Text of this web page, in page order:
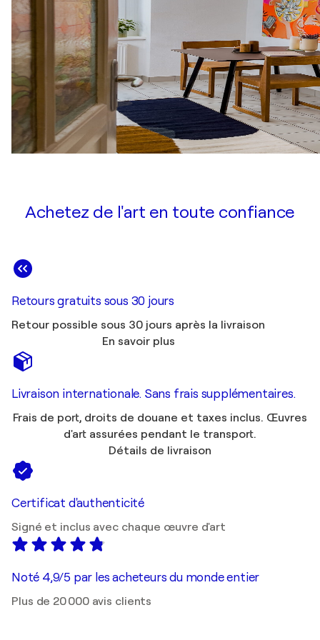
Achetez de l'art en toute confiance
Retours gratuits sous 30 jours
Retour possible sous 30 jours après la livraison
En savoir plus
Livraison internationale. Sans frais supplémentaires.
Frais de port, droits de douane et taxes inclus. Œuvres
d'art assurées pendant le transport.
Détails de livraison
Certificat d'authenticité
Signé et inclus avec chaque œuvre d'art
Noté 4,9/5 par les acheteurs du monde entier
Plus de 20 000 avis clients